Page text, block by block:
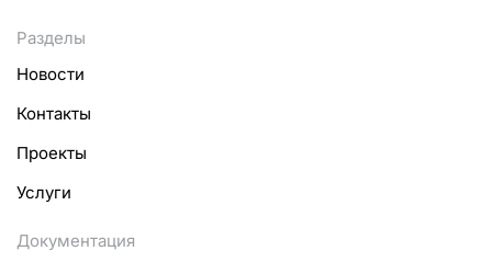
Разделы
Новости
Контакты
Проекты
Услуги
Документация